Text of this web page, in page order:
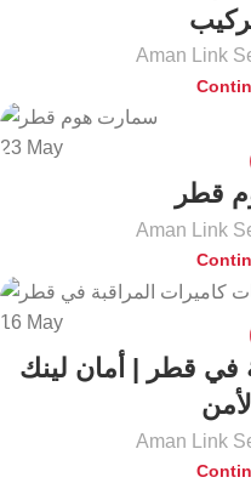
Aman Link
23 May
قطر
Aman Link
16 May
في قطر | أمان لينك
Aman Link